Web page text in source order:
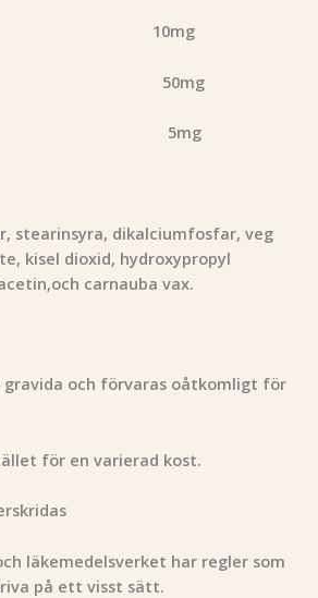
10mg
50mg
5mg
stearinsyra, dikalciumfosfar, veg
kisel dioxid, hydroxypropyl
carnauba vax.
gravida och förvaras oåtkomligt för
för en varierad kost.
läkemedelsverket har regler som
på ett visst sätt.